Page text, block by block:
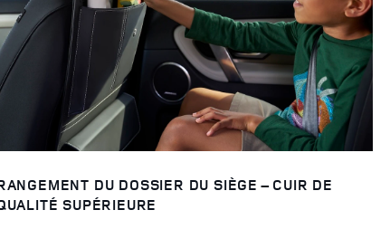
DU DOSSIER DU SIÈGE – CUIR DE
SUPÉRIEURE